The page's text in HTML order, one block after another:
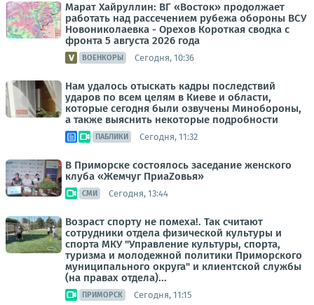
Марат Хайруллин: ВГ «Восток» продолжает
работать над рассечением рубежа обороны ВСУ
Новониколаевка - Орехов Короткая сводка с
фронта 5 августа 2026 года
ВОЕНКОРЫ Сегодня, 10:36
Нам удалось отыскать кадры последствий
ударов по всем целям в Киеве и области,
которые сегодня были озвучены Минобороны,
а также выяснить некоторые подробности
ПАБЛИКИ Сегодня, 11:32
В Приморске состоялось заседание женского
клуба «Жемчуг ПриаZовья»
СМИ Сегодня, 13:44
Возраст спорту не помеха!. Так считают
сотрудники отдела физической культуры и
спорта МКУ "Управление культуры, спорта,
туризма и молодежной политики Приморского
муниципального округа" и клиентской службы
(на правах отдела)...
ПРИМОРСК Сегодня, 11:15